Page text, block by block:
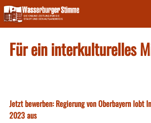
Skip
to
content
Für ein interkulturelles
Jetzt bewerben: Regierung von Oberbayern lobt
2023 aus